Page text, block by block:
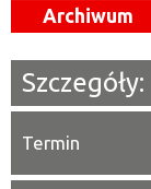
Archiwum
Szczegóły:
Termin